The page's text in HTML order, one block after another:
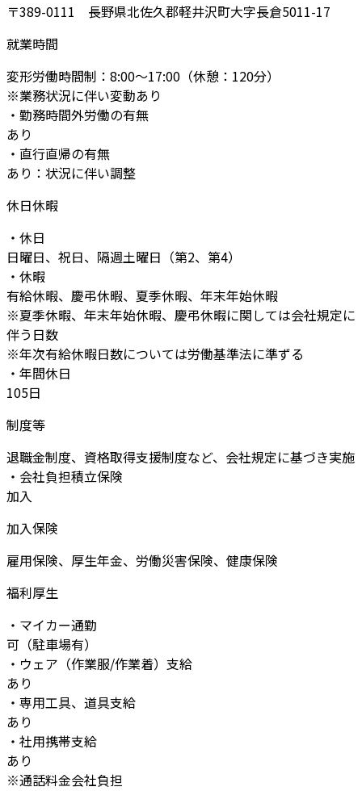
〒389-0111 長野県北佐久郡軽井沢町大字長倉5011-17
就業時間
変形労働時間制：8:00～17:00（休憩：120分）
※業務状況に伴い変動あり
・勤務時間外労働の有無
あり
・直行直帰の有無
あり：状況に伴い調整
休日休暇
・休日
日曜日、祝日、隔週土曜日（第2、第4）
・休暇
有給休暇、慶弔休暇、夏季休暇、年末年始休暇
※夏季休暇、年末年始休暇、慶弔休暇に関しては会社規定に
伴う日数
※年次有給休暇日数については労働基準法に準ずる
・年間休日
105日
制度等
退職金制度、資格取得支援制度など、会社規定に基づき実施
・会社負担積立保険
加入
加入保険
雇用保険、厚生年金、労働災害保険、健康保険
福利厚生
・マイカー通勤
可（駐車場有）
・ウェア（作業服/作業着）支給
あり
・専用工具、道具支給
あり
・社用携帯支給
あり
※通話料金会社負担